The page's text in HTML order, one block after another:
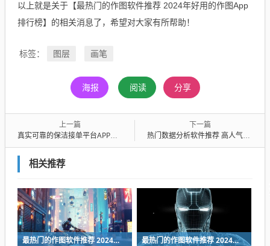
以上就是关于【最热门的作图软件推荐 2024年好用的作图App
排行榜】的相关消息了，希望对大家有所帮助！
标签： 图层 画笔
海报 阅读 分享
上一篇
真实可靠的保洁接单平台APP推荐 适合家政从业者与雇主的高效接单工具
下一篇
热门数据分析软件推荐 高人气数据分析App排行榜
相关推荐
最热门的作图软件推荐 2024年好用的作图App排行榜 最热门的作图软件推荐 2024年好用的作图App排行榜